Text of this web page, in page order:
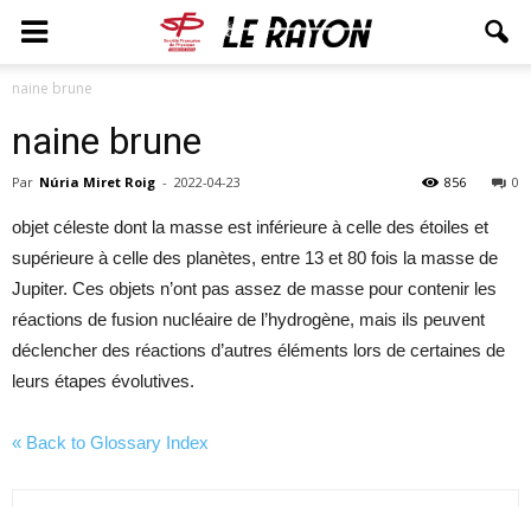
naine brune
naine brune
Par Núria Miret Roig - 2022-04-23 0
856
objet céleste dont la masse est inférieure à celle des étoiles et
supérieure à celle des planètes, entre 13 et 80 fois la masse de
Jupiter. Ces objets n’ont pas assez de masse pour contenir les
réactions de fusion nucléaire de l’hydrogène, mais ils peuvent
déclencher des réactions d’autres éléments lors de certaines de
leurs étapes évolutives.
« Back to Glossary Index